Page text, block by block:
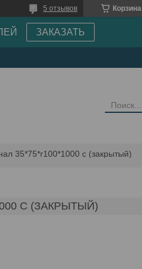
Корзина
5 отзывов
ЗАКАЗАТЬ
35*75*r100*1000 с (закрытый)
С (ЗАКРЫТЫЙ)